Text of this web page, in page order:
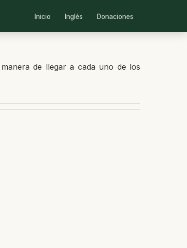
Inicio Inglés Donaciones
de llegar a cada uno de los